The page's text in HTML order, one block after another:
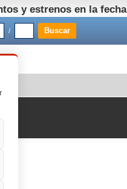
y estrenos en la fecha
/